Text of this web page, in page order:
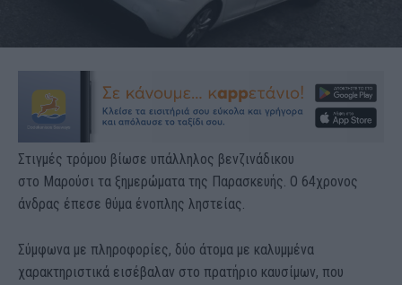
Στιγμές τρόμου βίωσε υπάλληλος βενζινάδικου
στο Μαρούσι τα ξημερώματα της Παρασκευής. Ο 64χρονος
άνδρας έπεσε θύμα ένοπλης ληστείας.
Σύμφωνα με πληροφορίες, δύο άτομα με καλυμμένα
χαρακτηριστικά εισέβαλαν στο πρατήριο καυσίμων, που